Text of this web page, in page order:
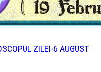
ZILEI-6 AUGUST